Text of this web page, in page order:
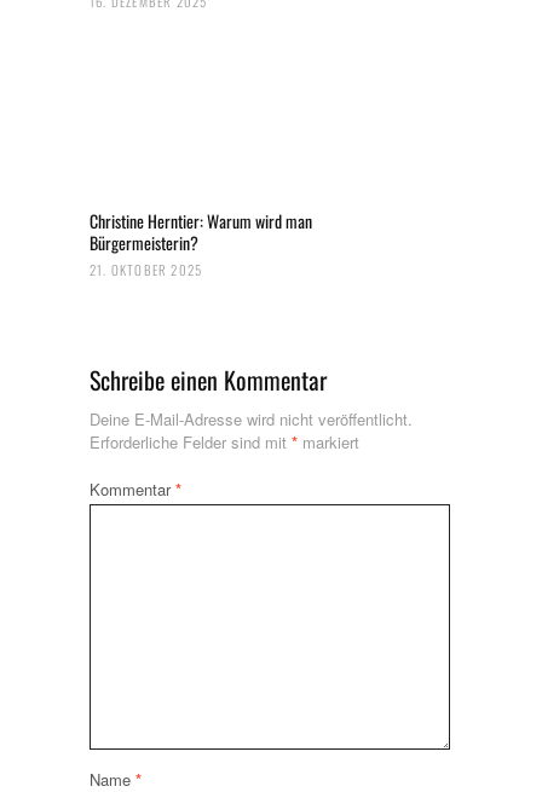
Christine Herntier: Warum wird man
Bürgermeisterin?
21. OKTOBER 2025
Schreibe einen Kommentar
Deine E-Mail-Adresse wird nicht veröffentlicht.
Erforderliche Felder sind mit * markiert
Kommentar*
Name *